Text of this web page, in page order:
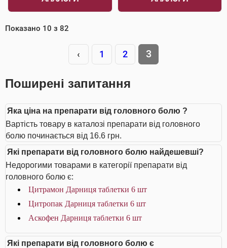
Показано 10 з 82
‹ 1 2 3
Поширені запитання
Яка ціна на препарати від головного болю ?
Вартість товару в каталозі препарати від головного
болю починається від 16.6 грн.
Які препарати від головного болю найдешевші?
Недорогими товарами в категорії препарати від
головного болю є:
Цитрамон Дарниця таблетки 6 шт
Цитропак Дарниця таблетки 6 шт
Аскофен Дарниця таблетки 6 шт
Які препарати від головного болю є